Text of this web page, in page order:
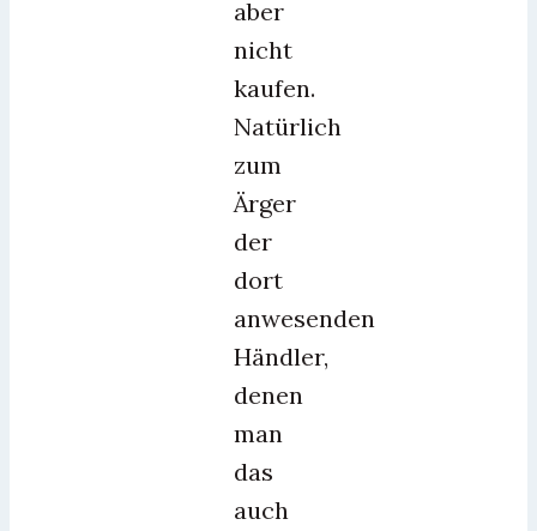
aber
nicht
kaufen.
Natürlich
zum
Ärger
der
dort
anwesenden
Händler,
denen
man
das
auch